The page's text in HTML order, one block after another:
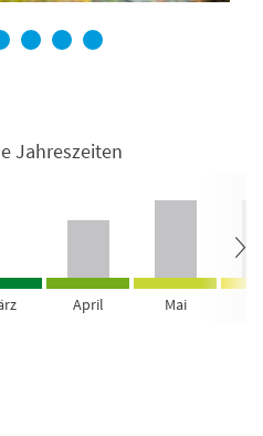
4 5 6
Jahreszeiten
April Mai